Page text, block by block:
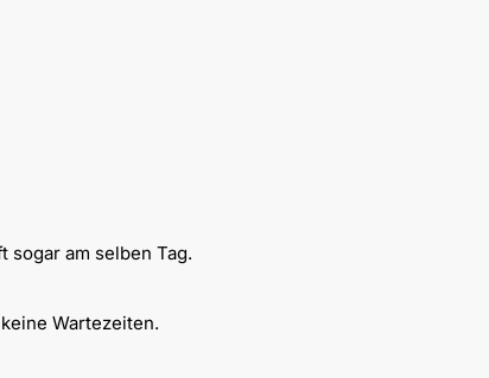
sogar am selben Tag.
Wartezeiten.